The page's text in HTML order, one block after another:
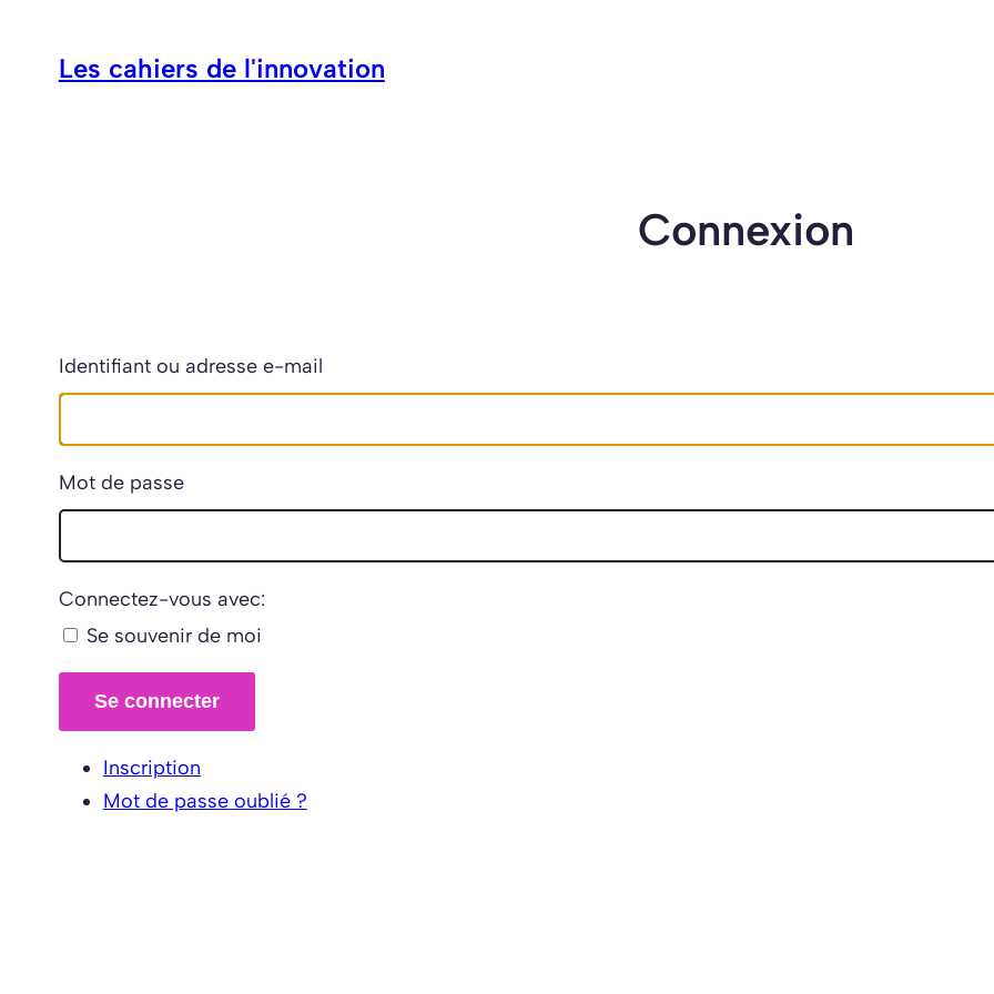
Les cahiers de l'innovation
Connexion
Identifiant ou adresse e-mail
Mot de passe
Connectez-vous avec:
Se souvenir de moi
Se connecter
Inscription
Mot de passe oublié ?